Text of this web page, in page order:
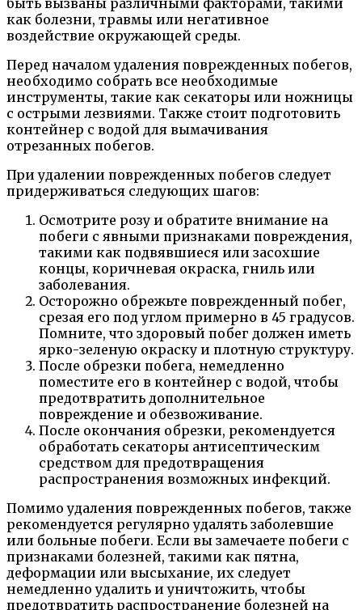
быть вызваны различными факторами, такими
как болезни, травмы или негативное
воздействие окружающей среды.
Перед началом удаления поврежденных побегов,
необходимо собрать все необходимые
инструменты, такие как секаторы или ножницы
с острыми лезвиями. Также стоит подготовить
контейнер с водой для вымачивания
отрезанных побегов.
При удалении поврежденных побегов следует
придерживаться следующих шагов:
Осмотрите розу и обратите внимание на
побеги с явными признаками повреждения,
такими как подвявшиеся или засохшие
концы, коричневая окраска, гниль или
заболевания.
Осторожно обрежьте поврежденный побег,
срезая его под углом примерно в 45 градусов.
Помните, что здоровый побег должен иметь
ярко-зеленую окраску и плотную структуру.
После обрезки побега, немедленно
поместите его в контейнер с водой, чтобы
предотвратить дополнительное
повреждение и обезвоживание.
После окончания обрезки, рекомендуется
обработать секаторы антисептическим
средством для предотвращения
распространения возможных инфекций.
Помимо удаления поврежденных побегов, также
рекомендуется регулярно удалять заболевшие
или больные побеги. Если вы замечаете побеги с
признаками болезней, такими как пятна,
деформации или высыхание, их следует
немедленно удалить и уничтожить, чтобы
предотвратить распространение болезней на